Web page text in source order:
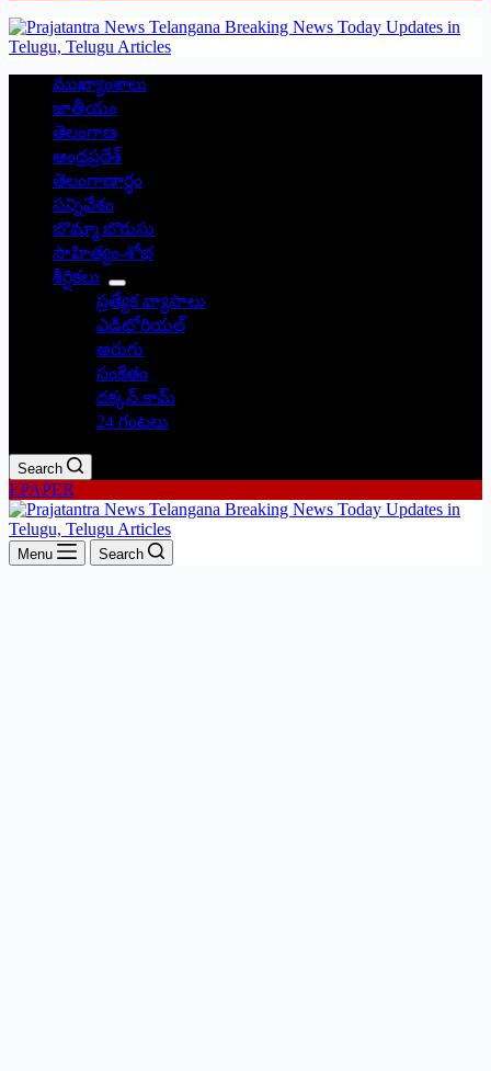
ముఖ్యాంశాలు
జాతీయం
తెలంగాణ
ఆంధ్రప్రదేశ్
తెలంగాణార్థం
సన్నివేశం
బొమ్మా బొరుసు
సాహిత్యం-శోభ
శీర్షికలు
ప్రత్యేక వ్యాసాలు
ఎడిటోరియల్
అరుగు
సంకేతం
దక్కన్.కామ్
24 గంటలు
Search
EPAPER
Menu Search